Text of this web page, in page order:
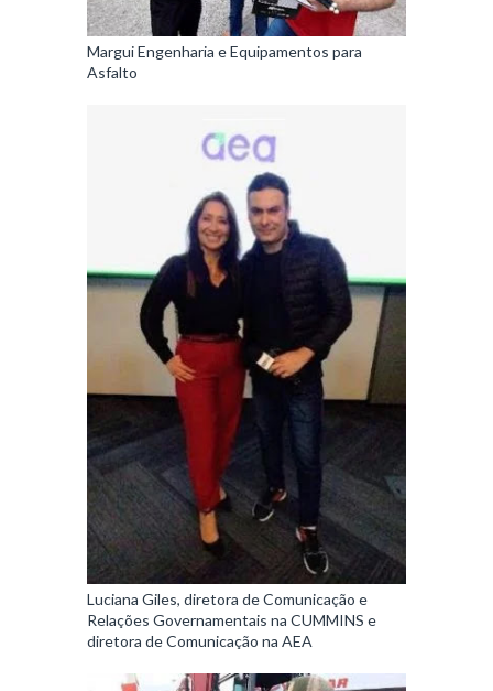
Margui Engenharia e Equipamentos para
Asfalto
Luciana Giles, diretora de Comunicação e
Relações Governamentais na CUMMINS e
diretora de Comunicação na AEA